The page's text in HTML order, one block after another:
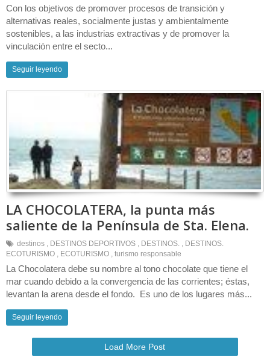
Con los objetivos de promover procesos de transición y
alternativas reales, socialmente justas y ambientalmente
sostenibles, a las industrias extractivas y de promover la
vinculación entre el secto...
Seguir leyendo
LA CHOCOLATERA, la punta más
saliente de la Península de Sta. Elena.
destinos , DESTINOS DEPORTIVOS , DESTINOS. , DESTINOS.
ECOTURISMO , ECOTURISMO , turismo responsable
La Chocolatera debe su nombre al tono chocolate que tiene el
mar cuando debido a la convergencia de las corrientes; éstas,
levantan la arena desde el fondo. Es uno de los lugares más...
Seguir leyendo
Load More Post